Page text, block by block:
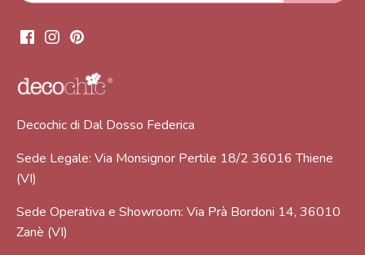
Decochic di Dal Dosso Federica
Sede Legale: Via Monsignor Pertile 18/2 36016 Thiene
(VI)
Sede Operativa e Showroom: Via Prà Bordoni 14, 36010
Zanè (VI)